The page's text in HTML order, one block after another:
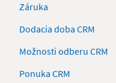
Záruka
Dodacia doba CRM
Možnosti odberu CRM
Ponuka CRM